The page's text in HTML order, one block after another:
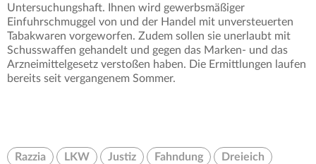
Untersuchungshaft. Ihnen wird gewerbsmäßiger
Einfuhrschmuggel von und der Handel mit unversteuerten
Tabakwaren vorgeworfen. Zudem sollen sie unerlaubt mit
Schusswaffen gehandelt und gegen das Marken- und das
Arzneimittelgesetz verstoßen haben. Die Ermittlungen laufen
bereits seit vergangenem Sommer.
Razzia LKW Justiz Fahndung Dreieich